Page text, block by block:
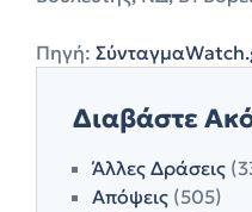
Πηγή:
Διαβάστε
Άλλες Δράσεις
Απόψεις (505)